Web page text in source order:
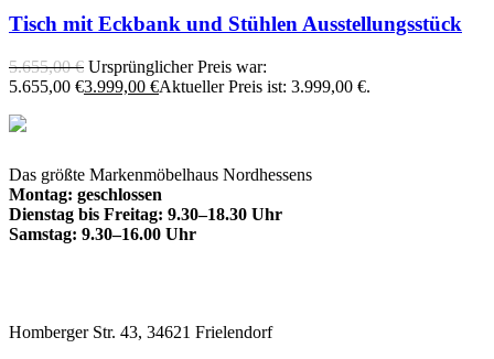
Tisch mit Eckbank und Stühlen Ausstellungsstück
5.655,00€ Ursprünglicher Preis war:
5.655,00 €3.999,00 €Aktueller Preis ist: 3.999,00 €.
Das größte Markenmöbelhaus Nordhessens
Montag: geschlossen
Dienstag bis Freitag: 9.30–18.30 Uhr
Samstag: 9.30–16.00 Uhr
Homberger Str. 43, 34621 Frielendorf